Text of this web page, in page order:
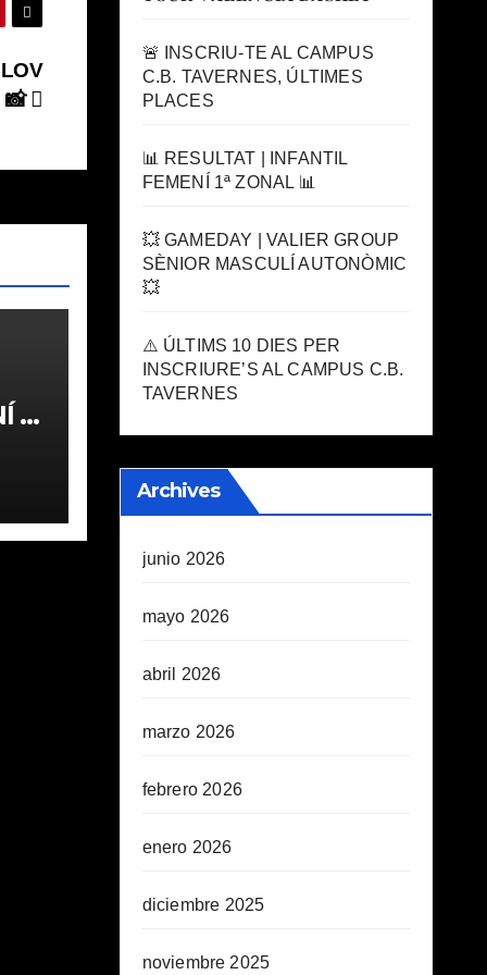
📸
1ª
🚨 INSCRIU-TE AL CAMPUS
C.B. TAVERNES, ÚLTIMES
PLACES
📊 RESULTAT | INFANTIL
FEMENÍ 1ª ZONAL 📊
💥 GAMEDAY | VALIER GROUP
SÈNIOR MASCULÍ AUTONÒMIC
💥
⚠️ ÚLTIMS 10 DIES PER
INSCRIURE’S AL CAMPUS C.B.
TAVERNES
Archives
junio 2026
mayo 2026
abril 2026
marzo 2026
febrero 2026
enero 2026
diciembre 2025
noviembre 2025